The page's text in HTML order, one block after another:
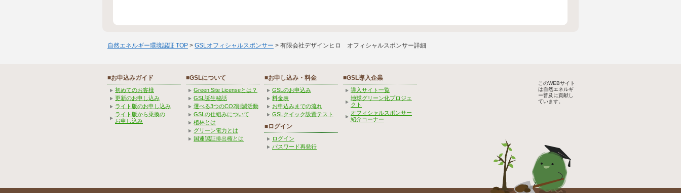
自然エネルギー環境認証 TOP > GSLオフィシャルスポンサー > 有限会社デザインヒロ オフィシャルスポンサー詳細
■お申込みガイド
初めてのお客様
更新のお申し込み
ライト版のお申し込み
ライト版から乗換の
お申し込み
■GSLについて
Green Site Licenseとは？
GSL誕生秘話
選べる3つのCO2削減活動
GSLの仕組みについて
植林とは
グリーン電力とは
国連認証排出権とは
■お申し込み・料金
GSLのお申込み
料金表
お申込みまでの流れ
GSLクイック設置テスト
■ログイン
ログイン
パスワード再発行
■GSL導入企業
導入サイト一覧
地球グリーン化プロジェ
クト
オフィシャルスポンサー
紹介コーナー
このWEBサイト
は自然エネルギ
ー普及に貢献し
ています。